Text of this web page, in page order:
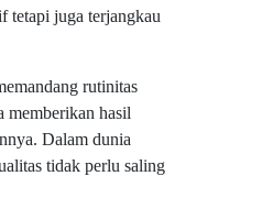
tetapi juga terjangkau
rutinitas
memberikan hasil
Dalam dunia
tidak perlu saling